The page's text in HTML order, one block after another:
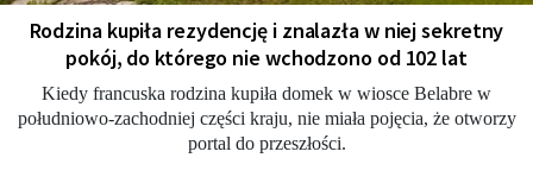
Rodzina kupiła rezydencję i znalazła w niej sekretny
pokój, do którego nie wchodzono od 102 lat
Kiedy francuska rodzina kupiła domek w wiosce Belabre w
południowo-zachodniej części kraju, nie miała pojęcia, że otworzy
portal do przeszłości.